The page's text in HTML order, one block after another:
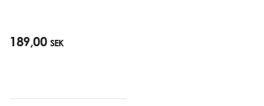
189,00 SEK